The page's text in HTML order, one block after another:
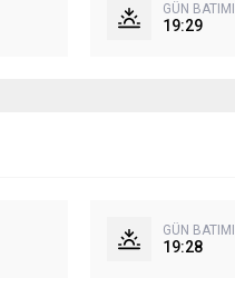
GÜN BATIMI
19:29
GÜN BATIMI
19:28